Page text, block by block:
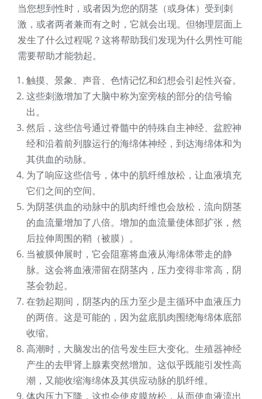
当您想到性时，或者因为您的阴茎（或身体）受到刺
激，或者两者兼而有之时，它就会出现。但物理层面上
发生了什么过程呢？这将帮助我们发现为什么男性可能
需要帮助才能勃起。
触摸、景象、声音、色情记忆和幻想会引起性兴奋。
这些刺激增加了大脑中称为室旁核的部分的信号输
出。
然后，这些信号通过脊髓中的特殊自主神经、盆腔神
经和沿着前列腺运行的海绵体神经，到达海绵体和为
其供血的动脉。
为了响应这些信号，体中的肌纤维放松，让血液填充
它们之间的空间。
为阴茎供血的动脉中的肌肉纤维也会放松，流向阴茎
的血流量增加了八倍。增加的血流量使体部扩张，然
后拉伸周围的鞘（被膜）。
当被膜伸展时，它会阻塞将血液从海绵体带走的静
脉。这会将血液滞留在阴茎内，压力变得非常高，阴
茎会勃起。
在勃起期间，阴茎内的压力至少是主循环中血液压力
的两倍。这是可能的，因为盆底肌肉围绕海绵体底部
收缩。
高潮时，大脑发出的信号发生巨大变化。生殖器神经
产生的去甲肾上腺素突然增加。这似乎既能引发性高
潮，又能收缩海绵体及其供应动脉的肌纤维。
体内压力下降，这也会使皮膜放松，从而使血液流出